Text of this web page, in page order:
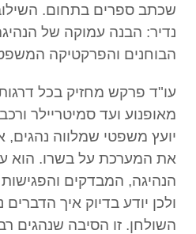
שכתב ספרים בתחום. השילוב
נדיר: הבנה עמוקה של
הבוחנים והפרקטיקה
עו"ד פרקש מחזיק בכל
מאופנוע ועד סמיטריילר
יועץ משפטי שמלווה
את המערכת על בשרו. הוא
הנהיגה, המבדקים והפגישות
ולכן יודע בדיוק איך
השולחן. זו הסיבה שנהגים